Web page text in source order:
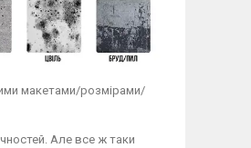
макетами/розмірами/
Але все ж таки